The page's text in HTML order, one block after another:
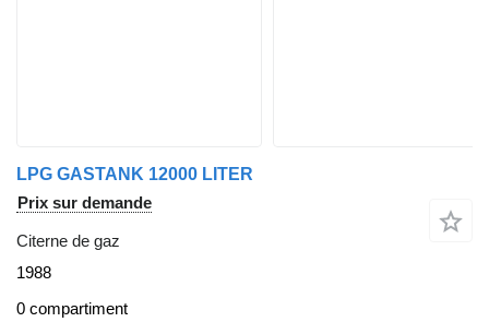
LPG GASTANK 12000 LITER
Prix sur demande
Citerne de gaz
1988
0 compartiment